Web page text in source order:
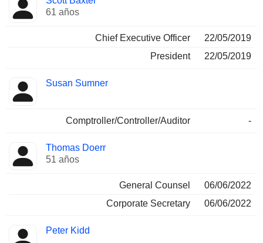
Director
ocupadas
61 años
Chief Executive Officer
22/05/2019
President
22/05/2019
Susan Sumner
Comptroller/Controller/Auditor -
Thomas Doerr
51 años
General Counsel
06/06/2022
Corporate Secretary
06/06/2022
Peter Kidd